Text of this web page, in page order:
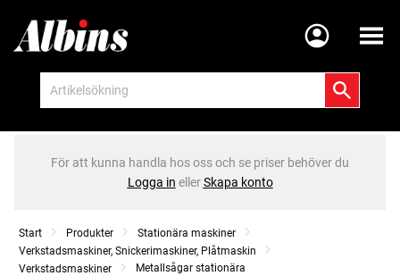
Meny
För att kunna handla hos oss och se priser behöver du
Logga in ellerSkapa konto
Start Produkter
Stationära maskiner
Verkstadsmaskiner, Snickerimaskiner, Plåtmaskin
Verkstadsmaskiner
Metallsågar stationära